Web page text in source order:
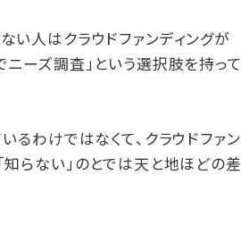
い人はクラウドファンディングが
ニーズ調査」という選択肢を持って
るわけではなくて、クラウドファン
知らない」のとでは天と地ほどの差